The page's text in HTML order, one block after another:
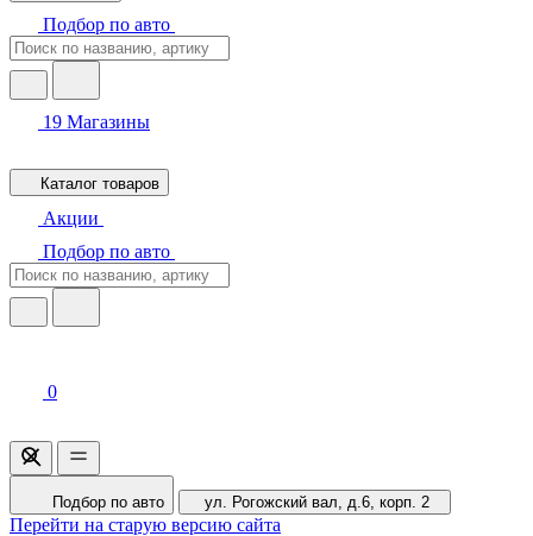
Подбор по авто
19 Магазины
Каталог товаров
Акции
Подбор по авто
0
Подбор по авто ул. Рогожский вал, д.6, корп. 2
Перейти на старую версию сайта